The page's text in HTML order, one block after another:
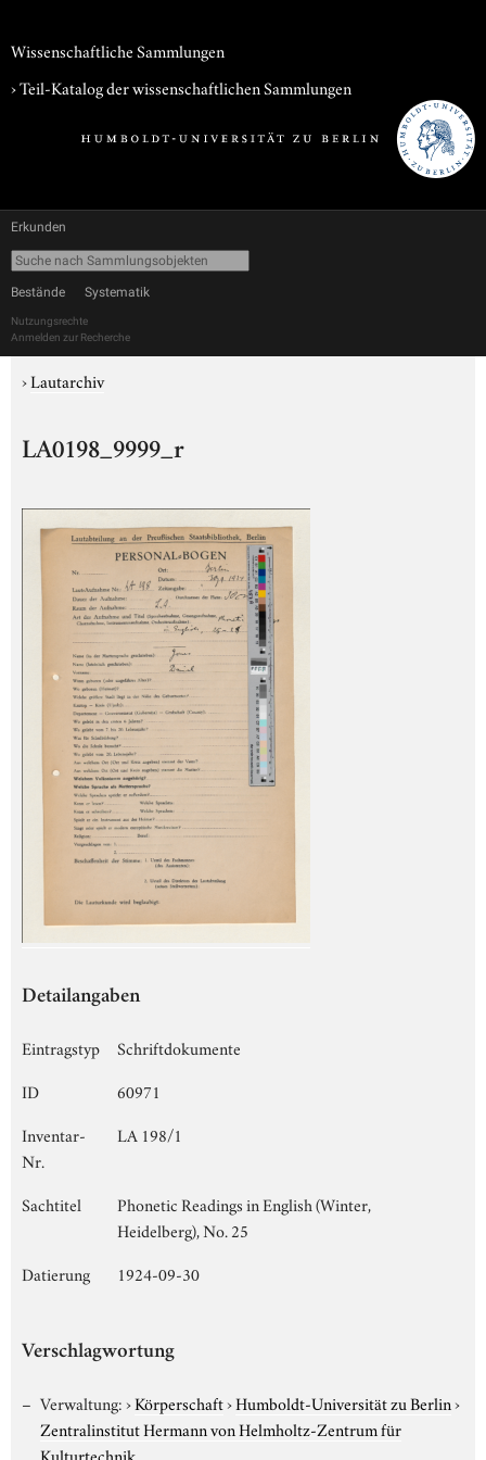
Wissenschaftliche Sammlungen
› Teil-Katalog der wissenschaftlichen Sammlungen
Erkunden
Bestände Systematik
Nutzungsrechte
Anmelden zur Recherche
›Lautarchiv
LA0198_9999_r
Detailangaben
Eintragstyp
Schriftdokumente
ID
60971
Inventar-
Nr.
LA 198/1
Sachtitel
Phonetic Readings in English (Winter,
Heidelberg), No. 25
Datierung
1924-09-30
Verschlagwortung
Verwaltung:›Körperschaft›Humboldt-Universität zu Berlin›
Zentralinstitut Hermann von Helmholtz-Zentrum für
Kulturtechnik